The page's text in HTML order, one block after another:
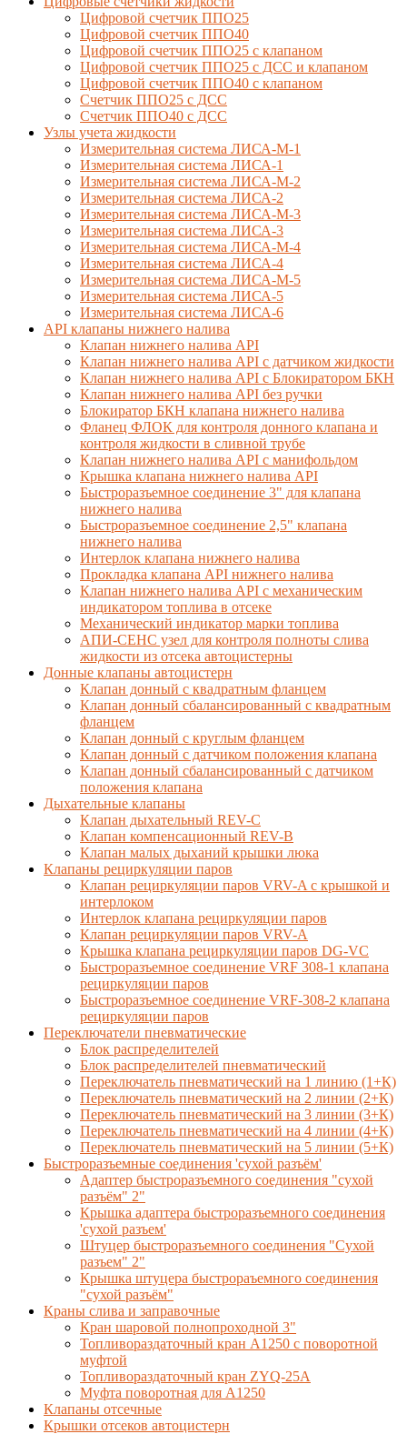
Цифровой счетчик ППО25
Цифровой счетчик ППО40
Цифровой счетчик ППО25 с клапаном
Цифровой счетчик ППО25 с ДСС и клапаном
Цифровой счетчик ППО40 с клапаном
Счетчик ППО25 с ДСС
Счетчик ППО40 с ДСС
Узлы учета жидкости
Измерительная система ЛИСА-М-1
Измерительная система ЛИСА-1
Измерительная система ЛИСА-М-2
Измерительная система ЛИСА-2
Измерительная система ЛИСА-М-3
Измерительная система ЛИСА-3
Измерительная система ЛИСА-М-4
Измерительная система ЛИСА-4
Измерительная система ЛИСА-М-5
Измерительная система ЛИСА-5
Измерительная система ЛИСА-6
API клапаны нижнего налива
Клапан нижнего налива API
Клапан нижнего налива API с датчиком жидкости
Клапан нижнего налива API с Блокиратором БКН
Клапан нижнего налива API без ручки
Блокиратор БКН клапана нижнего налива
Фланец ФЛОК для контроля донного клапана и
контроля жидкости в сливной трубе
Клапан нижнего налива API с манифольдом
Крышка клапана нижнего налива API
Быстроразъемное соединение 3" для клапана
нижнего налива
Быстроразъемное соединение 2,5" клапана
нижнего налива
Интерлок клапана нижнего налива
Прокладка клапана API нижнего налива
Клапан нижнего налива API с механическим
индикатором топлива в отсеке
Механический индикатор марки топлива
АПИ-СЕНС узел для контроля полноты слива
жидкости из отсека автоцистерны
Донные клапаны автоцистерн
Клапан донный с квадратным фланцем
Клапан донный сбалансированный с квадратным
фланцем
Клапан донный с круглым фланцем
Клапан донный с датчиком положения клапана
Клапан донный сбалансированный с датчиком
положения клапана
Дыхательные клапаны
Клапан дыхательный REV-C
Клапан компенсационный REV-B
Клапан малых дыханий крышки люка
Клапаны рециркуляции паров
Клапан рециркуляции паров VRV-A с крышкой и
интерлоком
Интерлок клапана рециркуляции паров
Клапан рециркуляции паров VRV-A
Крышка клапана рециркуляции паров DG-VC
Быстроразъемное соединение VRF 308-1 клапана
рециркуляции паров
Быстроразъемное соединение VRF-308-2 клапана
рециркуляции паров
Переключатели пневматические
Блок распределителей
Блок распределителей пневматический
Переключатель пневматический на 1 линию (1+К)
Переключатель пневматический на 2 линии (2+К)
Переключатель пневматический на 3 линии (3+К)
Переключатель пневматический на 4 линии (4+К)
Переключатель пневматический на 5 линии (5+К)
Быстроразъемные соединения 'сухой разъём'
Адаптер быстроразъемного соединения "сухой
разъём" 2"
Крышка адаптера быстроразъемного соединения
'сухой разъем'
Штуцер быстроразъемного соединения "Сухой
разъем" 2"
Крышка штуцера быстрораъемного соединения
"сухой разъём"
Краны слива и заправочные
Кран шаровой полнопроходной 3"
Топливораздаточный кран A1250 с поворотной
муфтой
Топливораздаточный кран ZYQ-25A
Муфта поворотная для А1250
Клапаны отсечные
Крышки отсеков автоцистерн